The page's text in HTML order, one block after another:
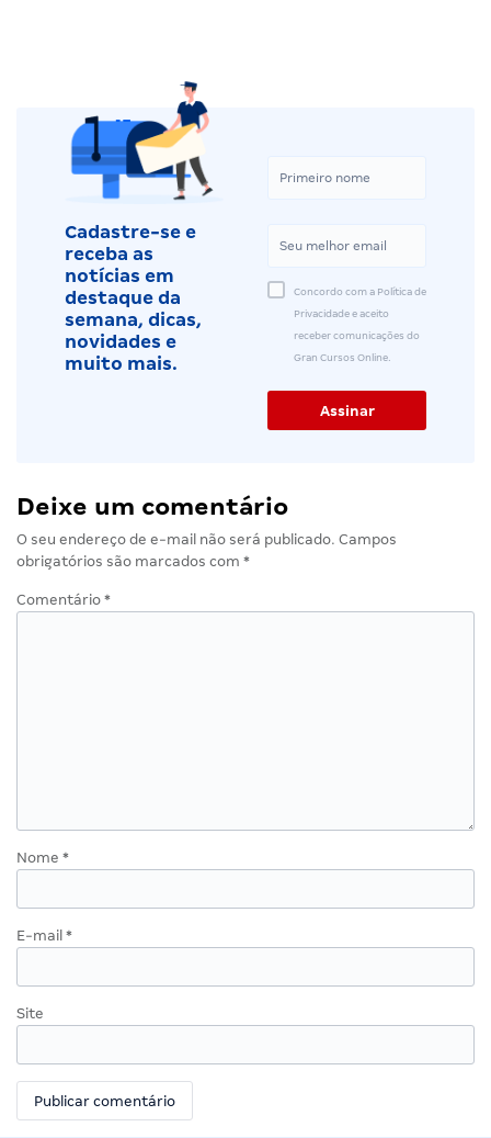
Cadastre-se e
receba as
notícias em
destaque da
semana, dicas,
novidades e
muito mais.
Concordo com a Política de
Privacidade e aceito
receber comunicações do
Gran Cursos Online.
Deixe um comentário
O seu endereço de e-mail não será publicado. Campos
obrigatórios são marcados com *
Comentário *
Nome *
E-mail *
Site